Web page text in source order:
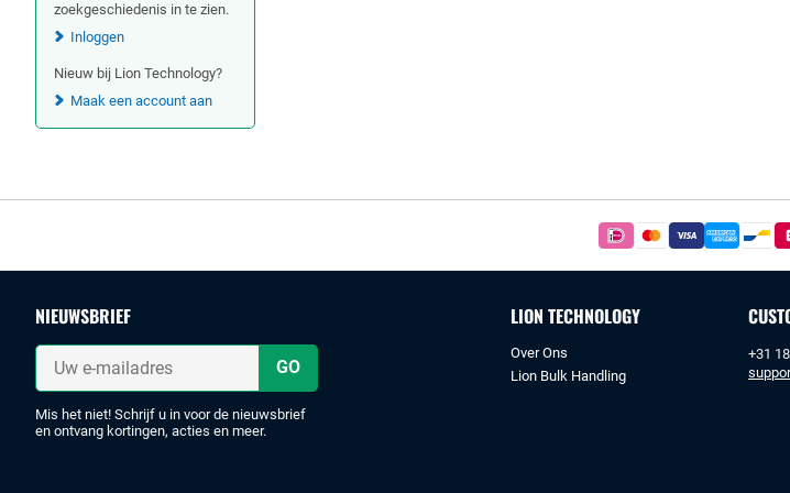
zoekgeschiedenis in te zien.
Inloggen
Nieuw bij Lion Technology?
Maak een account aan
Betaal
veilig
met
iDeal
of
NIEUWSBRIEF
Uw
mailadres
Mis het niet! Schrijf u in voor de nieuwsbrief
en ontvang kortingen, acties en meer.
LION TECHNOLOGY
Over Ons
Lion Bulk Handling
+31